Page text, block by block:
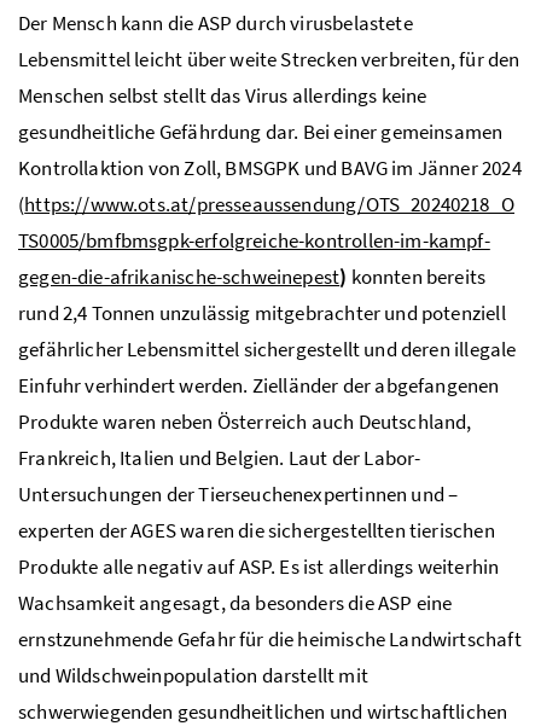
Der Mensch kann die ASP durch virusbelastete
Lebensmittel leicht über weite Strecken verbreiten, für den
Menschen selbst stellt das Virus allerdings keine
gesundheitliche Gefährdung dar. Bei einer gemeinsamen
Kontrollaktion von Zoll, BMSGPK und BAVG im Jänner 2024
(https://www.ots.at/presseaussendung/OTS_20240218_O
TS0005/bmfbmsgpk-erfolgreiche-kontrollen-im-kampf-
gegen-die-afrikanische-schweinepest) konnten bereits
rund 2,4 Tonnen unzulässig mitgebrachter und potenziell
gefährlicher Lebensmittel sichergestellt und deren illegale
Einfuhr verhindert werden. Zielländer der abgefangenen
Produkte waren neben Österreich auch Deutschland,
Frankreich, Italien und Belgien. Laut der Labor-
Untersuchungen der Tierseuchenexpertinnen und –
experten der AGES waren die sichergestellten tierischen
Produkte alle negativ auf ASP. Es ist allerdings weiterhin
Wachsamkeit angesagt, da besonders die ASP eine
ernstzunehmende Gefahr für die heimische Landwirtschaft
und Wildschweinpopulation darstellt mit
schwerwiegenden gesundheitlichen und wirtschaftlichen